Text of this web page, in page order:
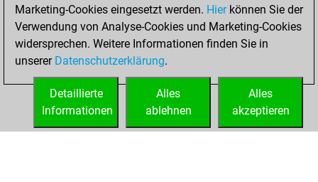
Donnerstag, Juli
6, 2023
You created
your Fritz account
Marketing-Cookies eingesetzt werden. Hierkönnen Sie der
Verwendung von Analyse-Cookies und Marketing-Cookies
widersprechen. Weitere Informationen finden Sie in
unserer Datenschutzerklärung.
Alles
akzeptieren
Alles
ablehnen
Detaillierte
Informationen